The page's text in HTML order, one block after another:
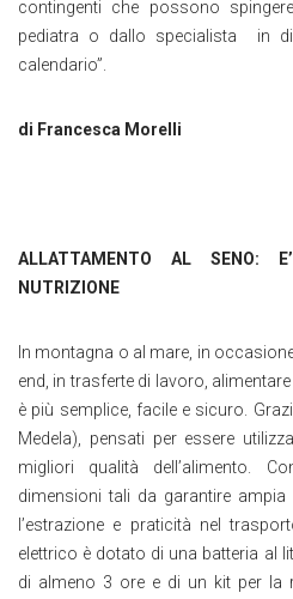
contingenti che possono
pediatra o dallo specialista in
calendario”.
di Francesca Morelli
ALLATTAMENTO AL SENO:
NUTRIZIONE
In montagna o al mare, in
end, in trasferte di lavoro,
è più semplice, facile e sicuro.
Medela), pensati per essere
migliori qualità dell’alimento.
dimensioni tali da garantire
l’estrazione e praticità nel
elettrico è dotato di una batteria al
di almeno 3 ore e di un kit per la